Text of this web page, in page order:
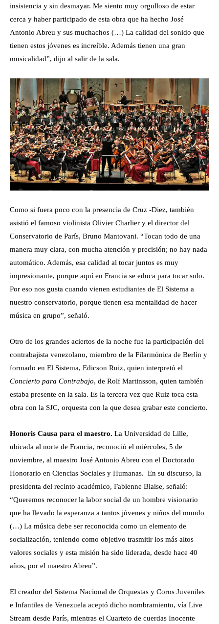
insistencia y sin desmayar. Me siento muy orgulloso de estar
cerca y haber participado de esta obra que ha hecho José
Antonio Abreu y sus muchachos (…) La calidad del sonido que
tienen estos jóvenes es increíble. Además tienen una gran
musicalidad”, dijo al salir de la sala.
Como si fuera poco con la presencia de Cruz -Diez, también
asistió el famoso violinista Olivier Charlier y el director del
Conservatorio de París, Bruno Mantovani. “Tocan todo de una
manera muy clara, con mucha atención y precisión; no hay nada
automático. Además, esa calidad al tocar juntos es muy
impresionante, porque aquí en Francia se educa para tocar solo.
Por eso nos gusta cuando vienen estudiantes de El Sistema a
nuestro conservatorio, porque tienen esa mentalidad de hacer
música en grupo”, señaló.
Otro de los grandes aciertos de la noche fue la participación del
contrabajista venezolano, miembro de la Filarmónica de Berlín y
formado en El Sistema, Edicson Ruiz, quien interpretó el
Concierto para Contrabajo, de Rolf Martinsson, quien también
estaba presente en la sala. Es la tercera vez que Ruiz toca esta
obra con la SJC, orquesta con la que desea grabar este concierto.
Honoris Causa para el maestro. La Universidad de Lille,
ubicada al norte de Francia, reconoció el miércoles, 5 de
noviembre, al maestro José Antonio Abreu con el Doctorado
Honorario en Ciencias Sociales y Humanas. En su discurso, la
presidenta del recinto académico, Fabienne Blaise, señaló:
“Queremos reconocer la labor social de un hombre visionario
que ha llevado la esperanza a tantos jóvenes y niños del mundo
(…) La música debe ser reconocida como un elemento de
socialización, teniendo como objetivo trasmitir los más altos
valores sociales y esta misión ha sido liderada, desde hace 40
años, por el maestro Abreu”.
El creador del Sistema Nacional de Orquestas y Coros Juveniles
e Infantiles de Venezuela aceptó dicho nombramiento, vía Live
Stream desde París, mientras el Cuarteto de cuerdas Inocente